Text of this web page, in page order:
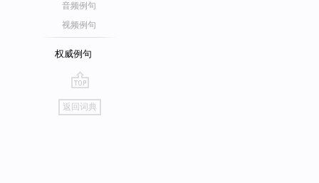
音频例句
视频例句
权威例句
go
top
返回词典